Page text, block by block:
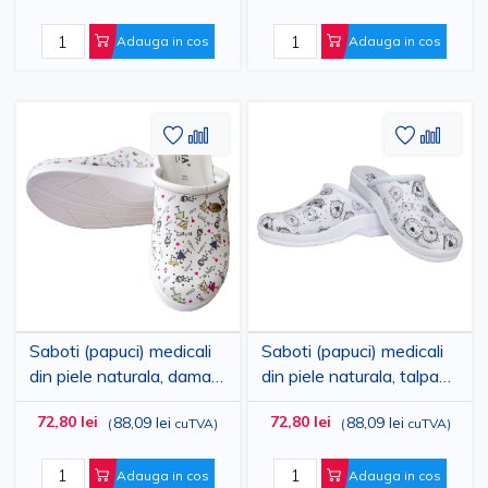
Adauga in cos
PRIMA
Adauga in cos
Saboti (papuci) medicali
din piele naturala, dama,
talpa confortabila, pentru
spital, design pediatric cu
72,80 lei (88,09 lei cuTVA)
Adauga in cos
Adaugati
la
Lista
de
Dorinte
Adaugati
pentru
comparare
Saboti (papuci) medicali
din piele naturala, talpa
de inalta calitate, pentru
utilizare veterinara,
72,80 lei (88,09 lei cuTVA)
Adauga in cos
Lista
de
Dorinte